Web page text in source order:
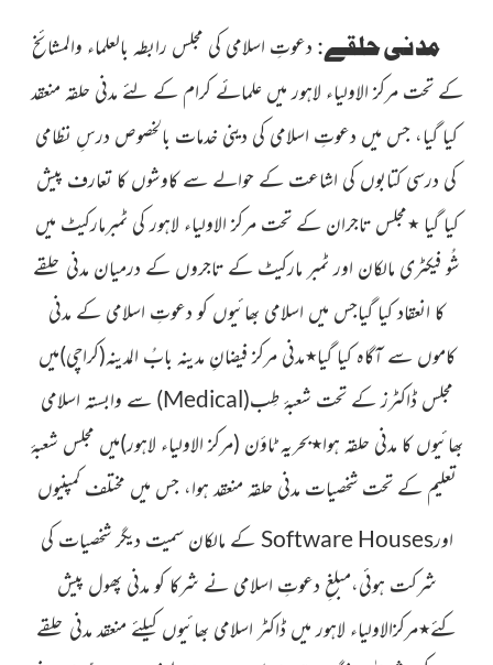
مدنی حلقے: دعوتِ اسلامی کی مجلس رابطہ بالعلماء والمشائخ
کے تحتمرکز الاولیاء لاہور میں علمائے کرام کے لئے مدنی حلقہ منعقد
کیا گیا، جس میں دعوتِ اسلامی کی دینی خدمات بالخصوص درسِ نظامی
کی درسی کتابوں کی اشاعت کے حوالے سے کاوشوں کا تعارف پیش
کیا گیا ٭مجلس تاجران کے تحت مرکز الاولیاء لاہور کی ٹمبرمارکیٹ میں
شُو فیکٹری مالکان اور ٹمبر مارکیٹ کے تاجروں کے درمیان مدنی حلقے
کا انعقاد کیا گیاجس میں اسلامی بھائیوں کو دعوتِ اسلامی کے مدنی
کاموں سے آگاہ کیا گیا٭مدنی مرکز فیضانِ مدینہ بابُ المدینہ(کراچی)میں
مجلس ڈاکٹرز کے تحت شعبۂ طِب(
Medical
) سے وابستہ اسلامی
بھائیوں کا مدنی حلقہ ہوا٭بحریہ ٹاؤن (مرکز الاولیاء لاہور)میں مجلس شعبۂ
تعلیم کے تحت شخصیات مدنی حلقہ منعقدہوا،جس میں مختلف کمپنیوں
اورSoftware Houses کے مالکان سمیت دیگر شخصیات کی
شرکت ہوئی،مبلغِ دعوتِ اسلامی نے شرکا کومدنی پھول پیش
کئے٭مرکزالاولیاء لاہور میں ڈاکٹر اسلامی بھائیوں کیلئے منعقد مدنی حلقے